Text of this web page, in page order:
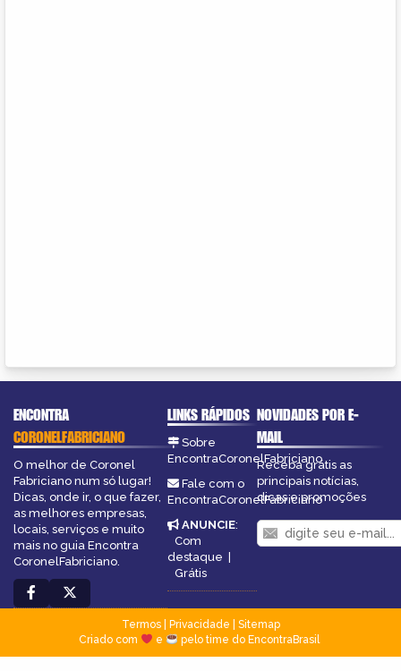
ENCONTRA
CORONELFABRICIANO
O melhor de Coronel
Fabriciano num só lugar!
Dicas, onde ir, o que fazer,
as melhores empresas,
locais, serviços e muito
mais no guia Encontra
CoronelFabriciano.
LINKS RÁPIDOS
Sobre
EncontraCoronelFabriciano
Fale com o
EncontraCoronelFabriciano
ANUNCIE:
Com
destaque
Grátis
NOVIDADES POR E-
MAIL
Receba grátis as
principais notícias,
dicas e promoções
Termos| Privacidade
Sitemap
Criado com
e pelo time do EncontraBrasil